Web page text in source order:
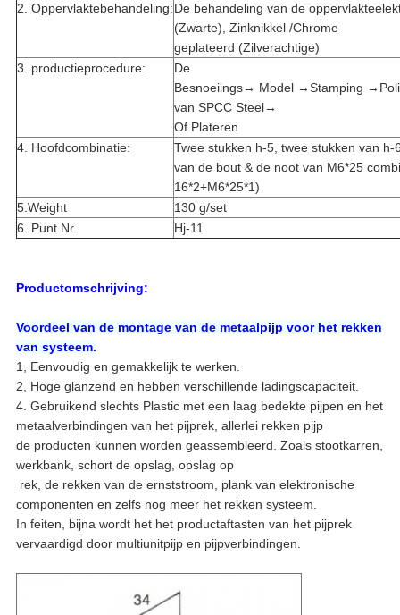
2. Oppervlaktebehandeling:De behandeling van de
(Zwarte), Zinknikkel /Chrome
geplateerd (Zilverachtige)
3. productieprocedure:
De
Besnoeiings→ Model →Stamping
van SPCC Steel→
Of Plateren
4. Hoofdcombinatie:
Twee stukken h-5, twee stukken van h-
van de bout & de noot van M6*25
16*2+M6*25*1)
5.Weight
130 g/set
6. Punt Nr.
Hj-11
Productomschrijving:
Voordeel van de montage van de metaalpijp voor het rekken
van systeem.
1, Eenvoudig en gemakkelijk te werken.
2, Hoge glanzend en hebben verschillende ladingscapaciteit.
4. Gebruikend slechts Plastic met een laag bedekte pijpen en het
metaalverbindingen van het pijprek, allerlei rekken pijp
de producten kunnen worden geassembleerd. Zoals stootkarren,
werkbank, schort de opslag, opslag op
rek, de rekken van de ernststroom, plank van elektronische
componenten en zelfs nog meer het rekken systeem.
In feiten, bijna wordt het het productaftasten van het pijprek
vervaardigd door multiunitpijp en pijpverbindingen.